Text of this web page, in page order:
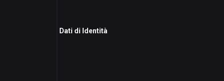
Dati di Identità